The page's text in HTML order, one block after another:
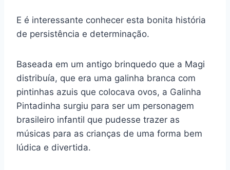
E é interessante conhecer esta bonita história
de persistência e determinação.
Baseada em um antigo brinquedo que a Magi
distribuía, que era uma galinha branca com
pintinhas azuis que colocava ovos, a Galinha
Pintadinha surgiu para ser um personagem
brasileiro infantil que pudesse trazer as
músicas para as crianças de uma forma bem
lúdica e divertida.